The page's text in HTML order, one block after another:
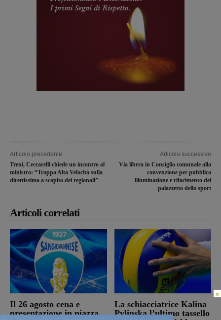
Articolo precedente
Treni, Ceccarelli chiede un incontro al
ministro: “Troppa Alta Velocità sulla
direttissima a scapito dei regionali”
Articolo successivo
Via libera in Consiglio comunale alla
convenzione per pubblica
illuminazione e rifacimento del
palazzetto dello sport
Articoli correlati
Il 26 agosto cena e
presentazione in piazza
La schiacciatrice Kalina
Pylinska l’ultimo tassello
×